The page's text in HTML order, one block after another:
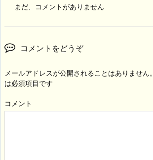
まだ、コメントがありません
コメントをどうぞ
メールアドレスが公開されることはありません。
は必須項目です
コメント